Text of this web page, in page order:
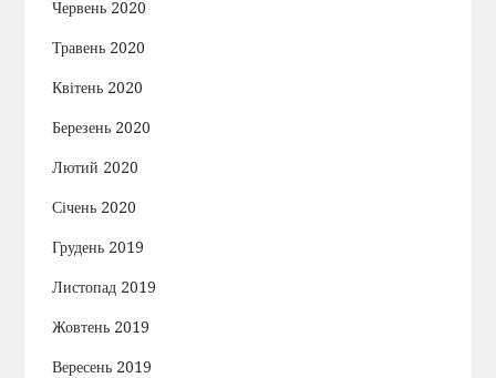
Червень 2020
Травень 2020
Квітень 2020
Березень 2020
Лютий 2020
Січень 2020
Грудень 2019
Листопад 2019
Жовтень 2019
Вересень 2019